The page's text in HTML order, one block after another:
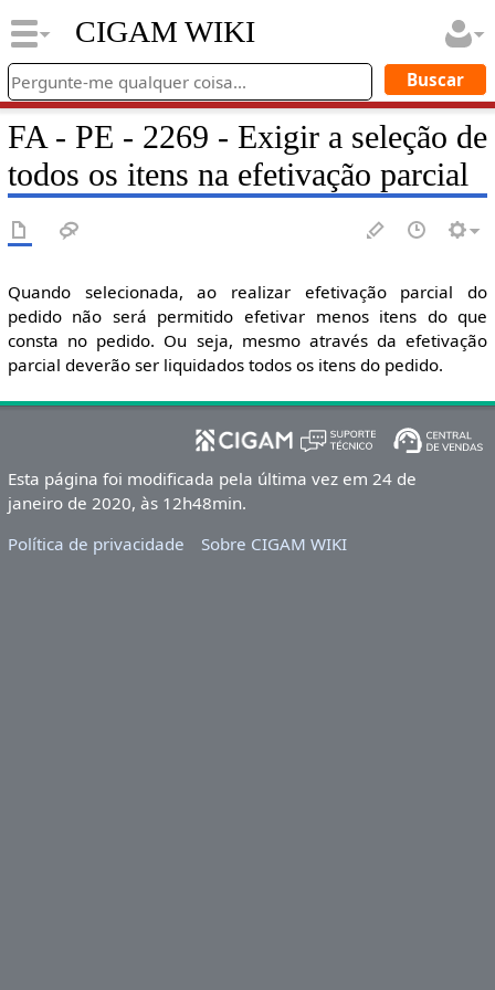
CIGAM WIKI
FA - PE - 2269 - Exigir a seleção de
todos os itens na efetivação parcial
Quando selecionada, ao realizar efetivação parcial do
pedido não será permitido efetivar menos itens do que
consta no pedido. Ou seja, mesmo através da efetivação
parcial deverão ser liquidados todos os itens do pedido.
Esta página foi modificada pela última vez em 24 de
janeiro de 2020, às 12h48min.
Política de privacidade
Sobre CIGAM WIKI